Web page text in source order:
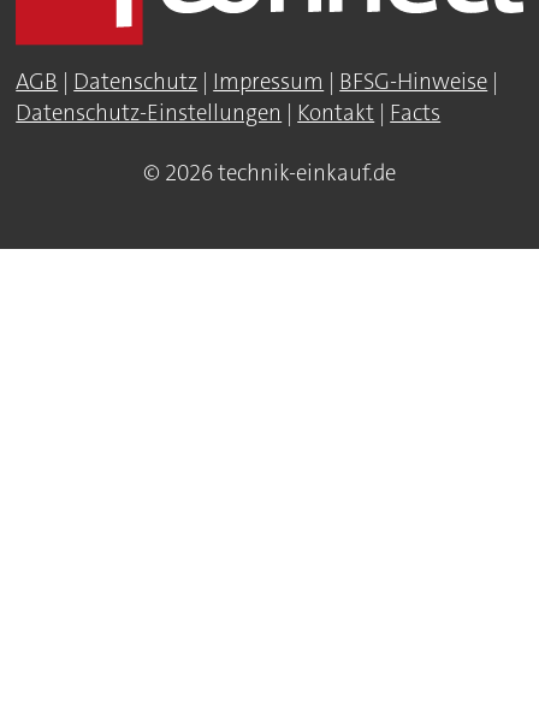
AGB | Datenschutz | Impressum | BFSG-Hinweise |
Datenschutz-Einstellungen | Kontakt | Facts
© 2026 technik-einkauf.de